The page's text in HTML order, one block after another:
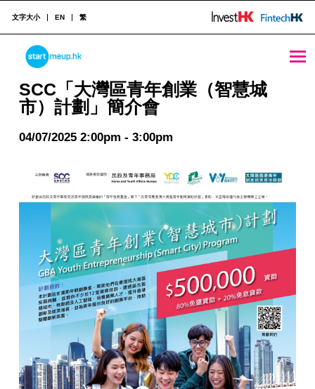
SCC「大灣區青年創業（智慧城市）計劃」簡介會 - StartmeupHK
STARTMEUPHK
文字大小 EN 繁
SCC「大灣區青年創業（智慧城
市）計劃」簡介會
04/07/2025 2:00pm - 3:00pm